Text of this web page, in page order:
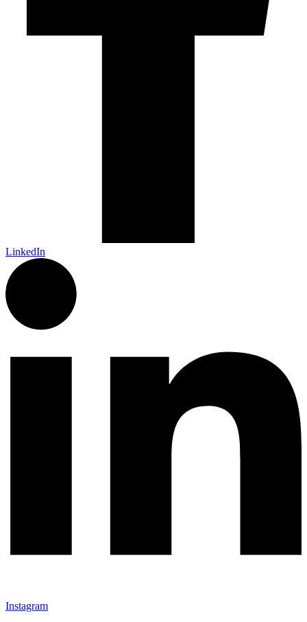
LinkedIn
Instagram